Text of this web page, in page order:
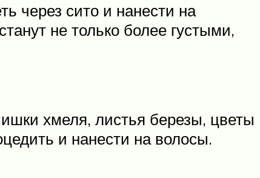
через сито и нанести на
не только более густыми,
хмеля, листья березы, цветы
и нанести на волосы.